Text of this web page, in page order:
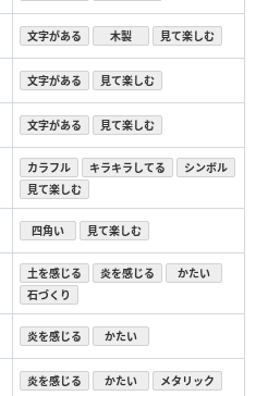
文字がある 木製 見て楽しむ
文字がある 見て楽しむ
文字がある 見て楽しむ
カラフル キラキラしてる
シンボル
見て楽しむ
四角い 見て楽しむ
土を感じる 炎を感じる
かたい
石づくり
炎を感じる かたい
炎を感じる かたい メタリック